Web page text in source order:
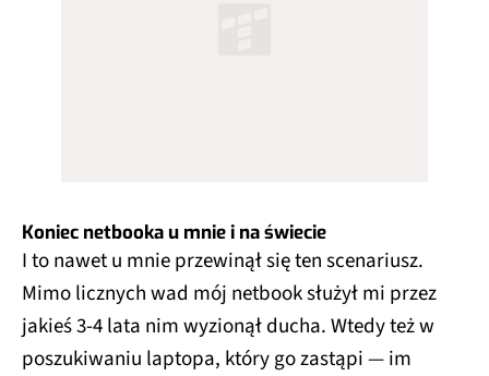
Koniec netbooka u mnie i na świecie
I to nawet u mnie przewinął się ten scenariusz.
Mimo licznych wad mój netbook służył mi przez
jakieś 3-4 lata nim wyzionął ducha. Wtedy też w
poszukiwaniu laptopa, który go zastąpi — im